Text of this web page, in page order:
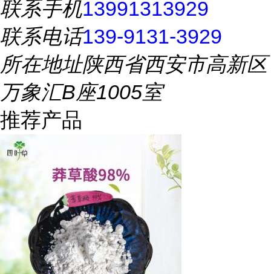
联系手机13991313929
联系电话139-9131-3929
所在地址陕西省西安市高新区
万象汇B座1005室
推荐产品